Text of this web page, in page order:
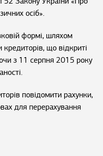
осіб».
формі, шляхом
що відкриті
з 11 серпня 2015 року
повідомити рахунки,
для перерахування